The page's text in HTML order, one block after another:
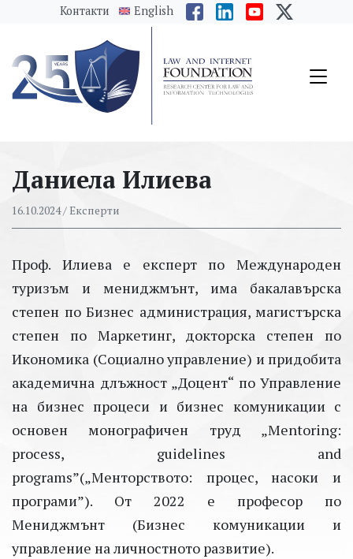
messages.Skip to main content
Контакти English
Даниела Илиева
16.10.2024/ Експерти
Проф. Илиева е експерт по Международен
туризъм и мениджмънт, има бакалавърска
степен по Бизнес администрация, магистърска
степен по Маркетинг, докторска степен по
Икономика (Социално управление) и придобита
академична длъжност „Доцент“ по Управление
на бизнес процеси и бизнес комуникации с
основен монографичен труд „Mentoring:
process, guidelines and
programs”(„Менторството: процес, насоки и
програми”). От 2022 е професор по
Мениджмънт (Бизнес комуникации и
управление на личностното развитие).